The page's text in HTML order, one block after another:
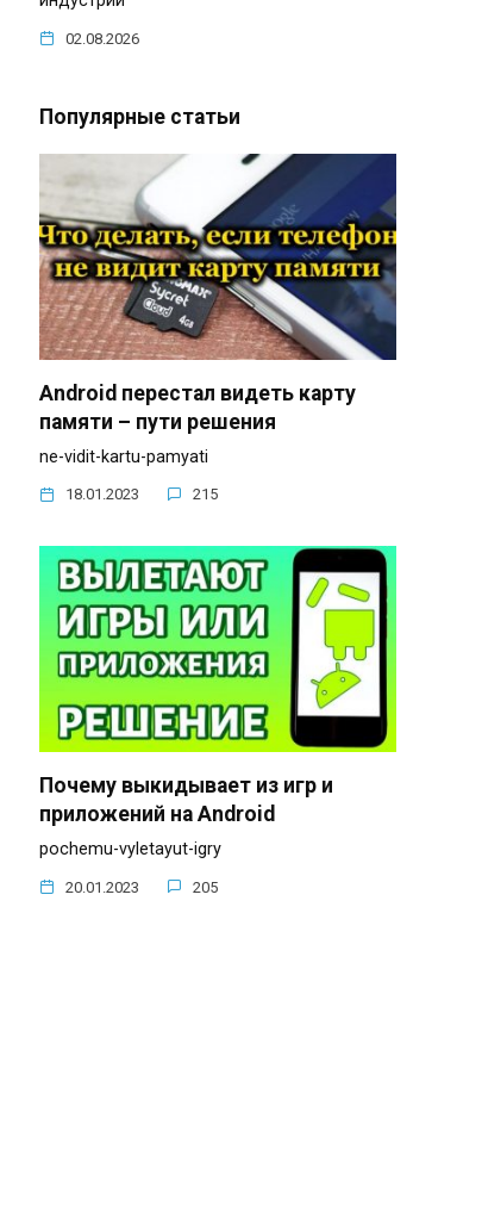
02.08.2026
Популярные статьи
Android перестал видеть карту
памяти – пути решения
ne-vidit-kartu-pamyati
18.01.2023 215
Почему выкидывает из игр и
приложений на Android
pochemu-vyletayut-igry
20.01.2023 205